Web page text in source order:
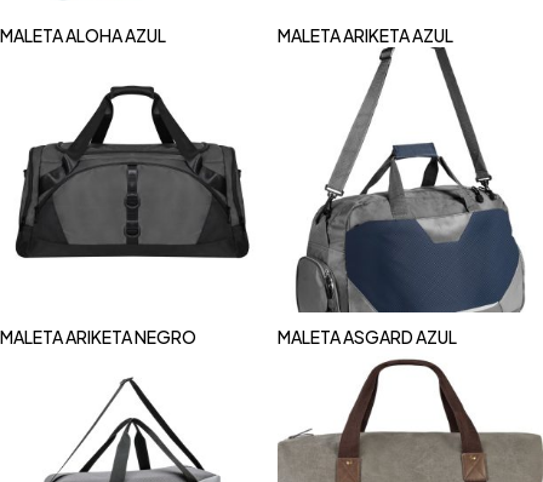
MALETA ALOHA AZUL MALETA ARIKETA AZUL
MALETA ARIKETA NEGRO MALETA ASGARD AZUL